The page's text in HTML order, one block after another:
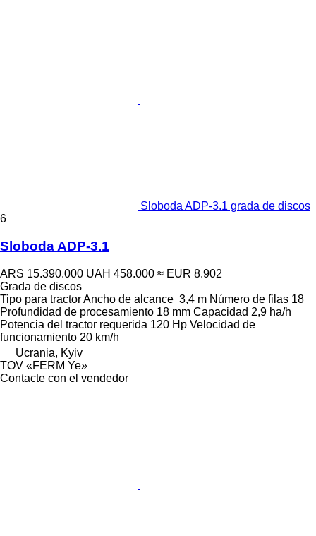
Sloboda ADP-3.1 grada de discos
6
Sloboda ADP-3.1
ARS 15.390.000 UAH 458.000 ≈ EUR 8.902
Grada de discos
Tipo para tractorAncho de alcance 3,4 m Número de filas 18
Profundidad de procesamiento 18 mm Capacidad 2,9 ha/h
Potencia del tractor requerida 120 Hp Velocidad de
funcionamiento 20 km/h
Ucrania, Kyiv
TOV «FERM Ye»
Contacte con el vendedor